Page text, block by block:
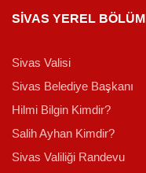
SİVAS YEREL BÖLÜM
Sivas Valisi
Sivas Belediye Başkanı
Hilmi Bilgin Kimdir?
Salih Ayhan Kimdir?
Sivas Valiliği Randevu